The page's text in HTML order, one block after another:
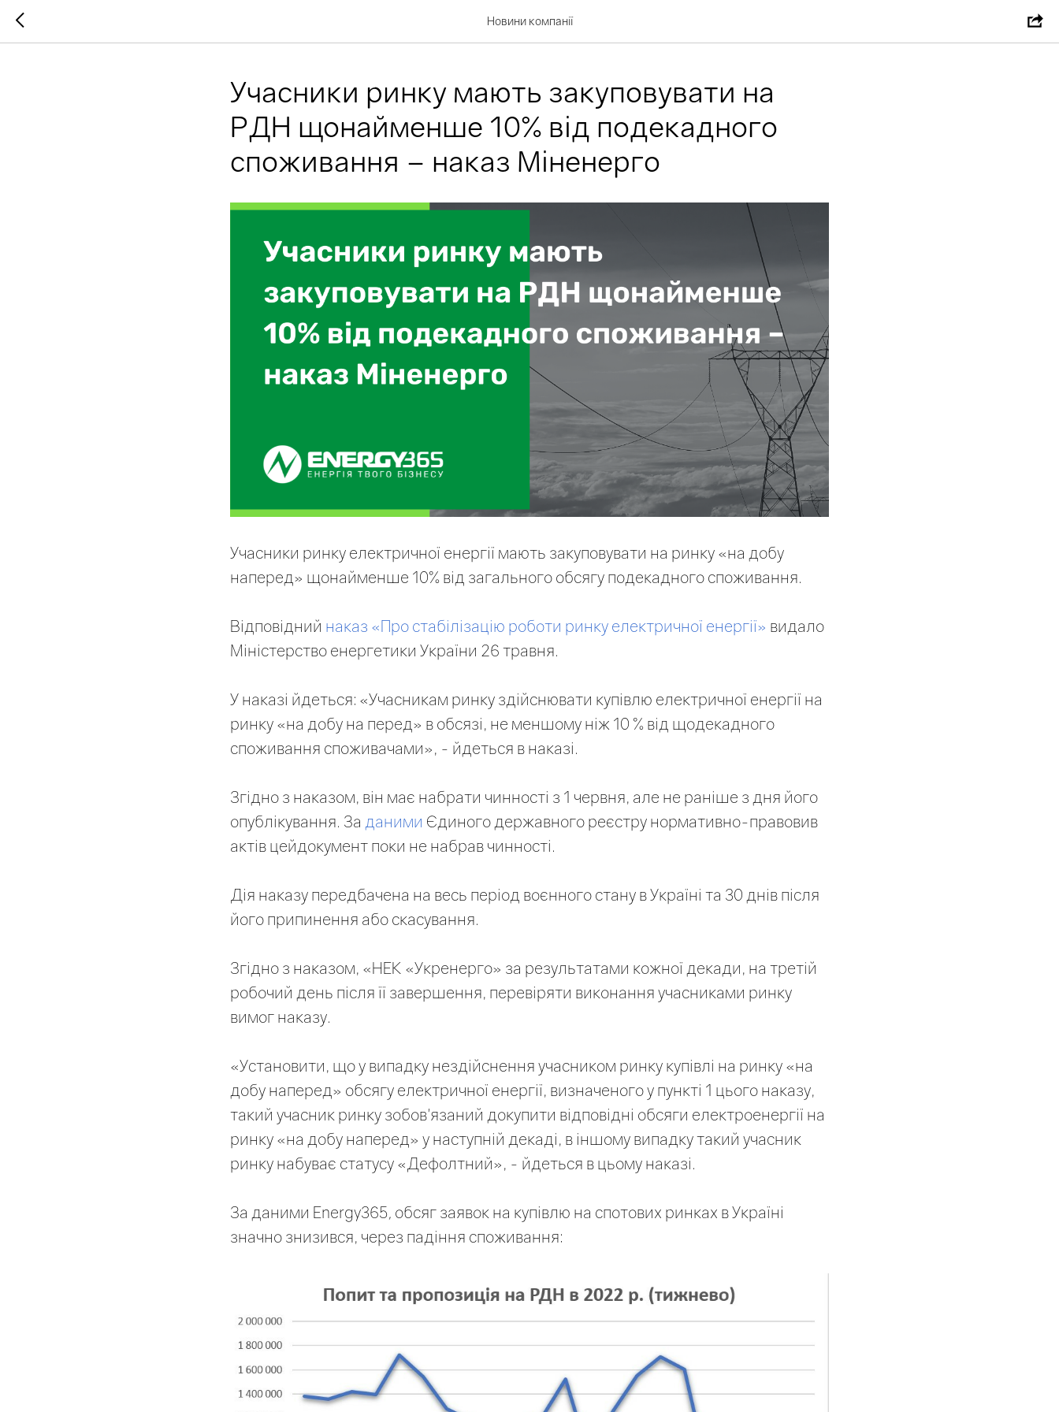
Новини компанії
Учасники ринку мають закуповувати на
РДН щонайменше 10% від подекадного
споживання – наказ Міненерго
Учасники ринку електричної енергії мають закуповувати на ринку «на добу
наперед» щонайменше 10% від загального обсягу подекадного споживання.
Відповідний наказ «Про стабілізацію роботи ринку електричної енергії» видало
Міністерство енергетики України 26 травня.
У наказі йдеться: «Учасникам ринку здійснювати купівлю електричної енергії на
ринку «на добу на перед» в обсязі, не меншому ніж 10 % від щодекадного
споживання споживачами», - йдеться в наказі.
Згідно з наказом, він має набрати чинності з 1 червня, але не раніше з дня його
опублікування. За даними Єдиного державного реєстру нормативно-правовив
актів цейдокумент поки не набрав чинності.
Дія наказу передбачена на весь період воєнного стану в Україні та 30 днів після
його припинення або скасування.
Згідно з наказом, «НЕК «Укренерго» за результатами кожної декади, на третій
робочий день після її завершення, перевіряти виконання учасниками ринку
вимог наказу.
«Установити, що у випадку нездійснення учасником ринку купівлі на ринку «на
добу наперед» обсягу електричної енергії, визначеного у пункті 1 цього наказу,
такий учасник ринку зобов'язаний докупити відповідні обсяги електроенергії на
ринку «на добу наперед» у наступній декаді, в іншому випадку такий учасник
ринку набуває статусу «Дефолтний», - йдеться в цьому наказі.
За даними Energy365, обсяг заявок на купівлю на спотових ринках в Україні
значно знизився, через падіння споживання: